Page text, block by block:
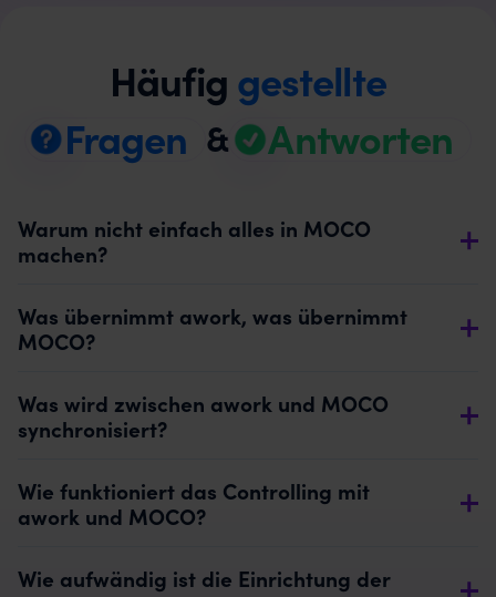
Häufig gestellte
Fragen & Antworten
Warum nicht einfach alles in MOCO
machen?
Was übernimmt awork, was übernimmt
MOCO?
Was wird zwischen awork und MOCO
synchronisiert?
Wie funktioniert das Controlling mit
awork und MOCO?
Wie aufwändig ist die Einrichtung der